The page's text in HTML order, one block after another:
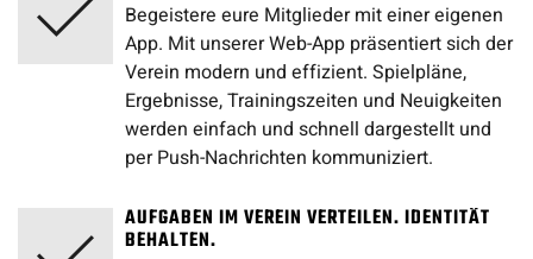
Begeistere eure Mitglieder mit einer eigenen
App. Mit unserer Web-App präsentiert sich der
Verein modern und effizient. Spielpläne,
Ergebnisse, Trainingszeiten und Neuigkeiten
werden einfach und schnell dargestellt und
per Push-Nachrichten kommuniziert.
AUFGABEN IM VEREIN VERTEILEN. IDENTITÄT
BEHALTEN.